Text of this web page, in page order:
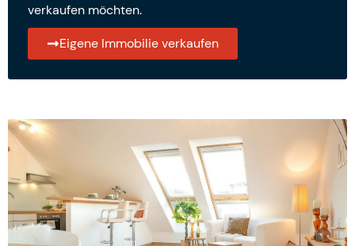
verkaufen möchten.
Eigene Immobilie verkaufen